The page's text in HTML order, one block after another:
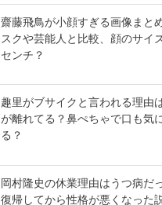
齋藤飛鳥が小顔すぎる画像まと
スクや芸能人と比較、顔のサイ
センチ？
趣里がブサイクと言われる理由
が離れてる？鼻ぺちゃで口も気
る？
岡村隆史の休業理由はうつ病だ
復帰してから性格が悪くなった